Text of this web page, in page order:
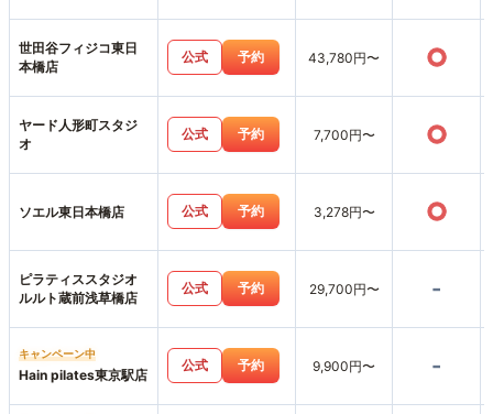
世田谷フィジコ東日
本橋店
公式 予約 43,780円〜 ○
ヤード人形町スタジ
オ
公式 予約 7,700円〜 ○
ソエル東日本橋店 公式 予約 3,278円〜 ○
ピラティススタジオ
ルルト蔵前浅草橋店
公式 予約 29,700円〜 -
キャンペーン中
Hain pilates東京駅店
公式 予約 9,900円〜 -